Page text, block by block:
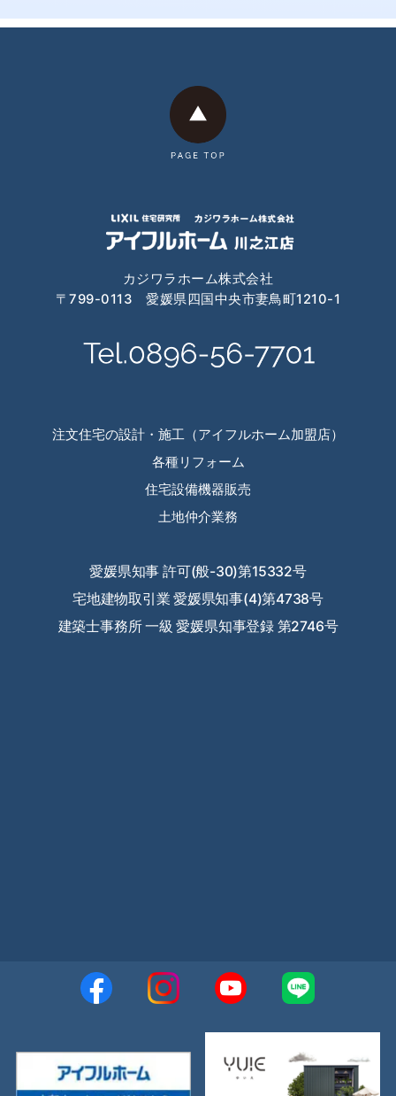
2024年12月
2024年2月
2023年12月
2023年8月
2022年9月
2022年7月
カジワラホーム株式会社
〒799-0113 愛媛県四国中央市妻鳥町1210-1
注文住宅の設計・施工（アイフルホーム加盟店）
各種リフォーム
住宅設備機器販売
土地仲介業務
愛媛県知事 許可(般-30)第15332号
宅地建物取引業 愛媛県知事(4)第4738号
建築士事務所 一級 愛媛県知事登録 第2746号